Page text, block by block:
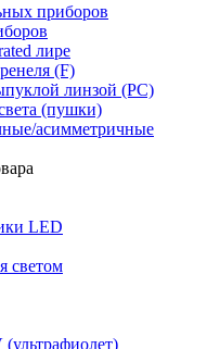
приборов
лире
(F)
линзой (PC)
(пушки)
асимметричные
LED
светом